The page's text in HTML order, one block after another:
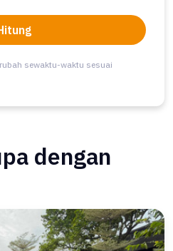
sewaktu-waktu sesuai
dengan